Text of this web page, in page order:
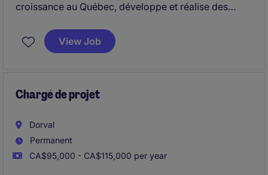
croissance au Québec, développe et réalise des
approche rigoureuse et orientée performance. Dans
un contexte de structuration et d'accélération de ses
projets.
View Job
Chargé de projet
Dorval
Permanent
CA$95,000 - CA$115,000 per year